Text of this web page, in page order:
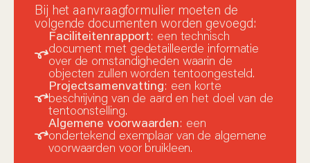
Bij het aanvraagformulier moeten de
volgende documenten worden gevoegd:
Faciliteitenrapport: een technisch
document met gedetailleerde informatie
over de omstandigheden waarin de
objecten zullen worden tentoongesteld.
Projectsamenvatting: een korte
beschrijving van de aard en het doel van de
tentoonstelling.
Algemene voorwaarden: een
ondertekend exemplaar van de algemene
voorwaarden voor bruikleen.